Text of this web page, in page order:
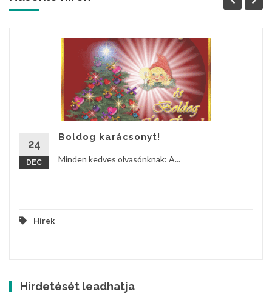
24
DEC
Boldog karácsonyt!
Minden kedves olvasónknak: A...
Hírek
Hirdetését leadhatja